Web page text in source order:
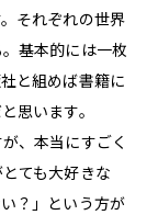
それぞれの世界
基本的には一枚
と組めば書籍に
思います。
、本当にすごく
ても大好きな
？」という方が